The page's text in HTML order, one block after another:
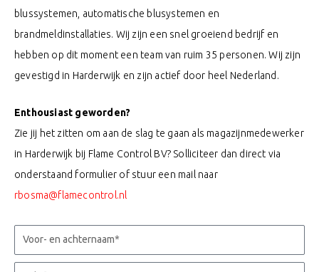
blussystemen, automatische blusystemen en
brandmeldinstallaties. Wij zijn een snel groeiend bedrijf en
hebben op dit moment een team van ruim 35 personen. Wij zijn
gevestigd in Harderwijk en zijn actief door heel Nederland.
Enthousiast geworden?
Zie jij het zitten om aan de slag te gaan als magazijnmedewerker
in Harderwijk bij Flame Control BV? Solliciteer dan direct via
onderstaand formulier of stuur een mail naar
rbosma@flamecontrol.nl